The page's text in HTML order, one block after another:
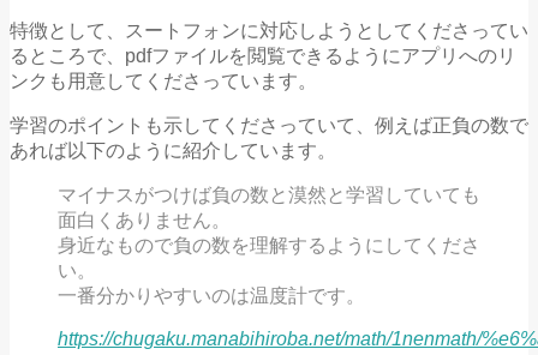
特徴として、スートフォンに対応しようとしてくださってい
るところで、pdfファイルを閲覧できるようにアプリへのリ
ンクも用意してくださっています。
学習のポイントも示してくださっていて、例えば正負の数で
あれば以下のように紹介しています。
マイナスがつけば負の数と漠然と学習していても
面白くありません。
身近なもので負の数を理解するようにしてくださ
い。
一番分かりやすいのは温度計です。
https://chugaku.manabihiroba.net/math/1nenmath/